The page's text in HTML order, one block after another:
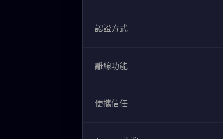
認證方式
離線功能
便攜信任